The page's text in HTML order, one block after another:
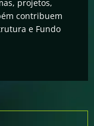
projetos,
contribuem
e Fundo